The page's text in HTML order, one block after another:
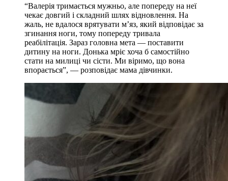
“Валерія тримається мужньо, але попереду на неї
чекає довгий і складний шлях відновлення. На
жаль, не вдалося врятувати м’яз, який відповідає за
згинання ноги, тому попереду тривала
реабілітація. Зараз головна мета — поставити
дитину на ноги. Донька мріє хоча б самостійно
стати на милиці чи сісти. Ми віримо, що вона
впорається”, — розповідає мама дівчинки.